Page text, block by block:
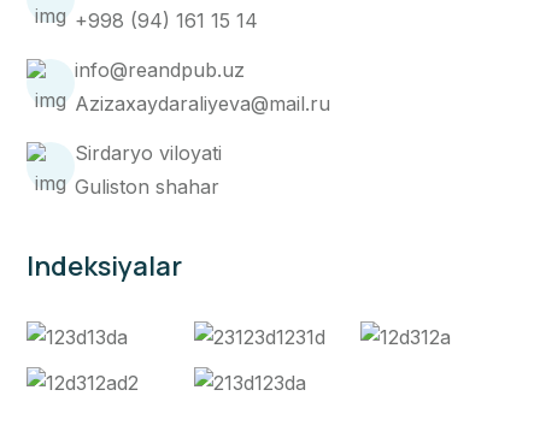
+998 (94) 161 15 14
info@reandpub.uz
Azizaxaydaraliyeva@mail.ru
Sirdaryo viloyati
Guliston shahar
Indeksiyalar